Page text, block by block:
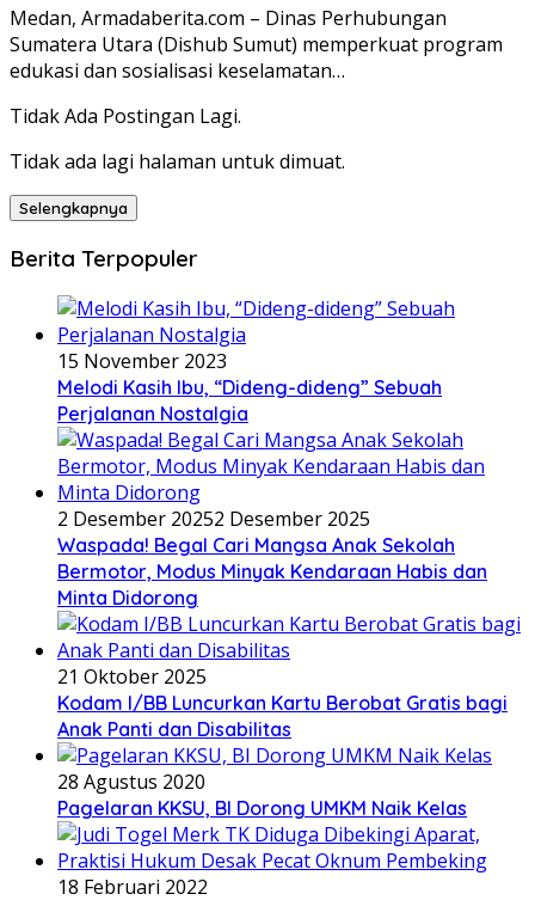
Medan, Armadaberita.com – Dinas Perhubungan
Sumatera Utara (Dishub Sumut) memperkuat program
edukasi dan sosialisasi keselamatan…
Tidak Ada Postingan Lagi.
Tidak ada lagi halaman untuk dimuat.
Selengkapnya
Berita Terpopuler
15 November 2023
Melodi Kasih Ibu, “Dideng-dideng” Sebuah
Perjalanan Nostalgia
2 Desember 20252 Desember 2025
Waspada! Begal Cari Mangsa Anak Sekolah
Bermotor, Modus Minyak Kendaraan Habis dan
Minta Didorong
21 Oktober 2025
Kodam I/BB Luncurkan Kartu Berobat Gratis bagi
Anak Panti dan Disabilitas
28 Agustus 2020
Pagelaran KKSU, BI Dorong UMKM Naik Kelas
18 Februari 2022